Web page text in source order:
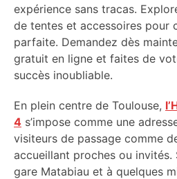
expérience sans tracas.
de tentes et accessoires pour
parfaite. Demandez dès
gratuit en ligne et faites de
succès inoubliable.
En plein centre de Toulouse,
4 s’impose comme une
visiteurs de passage comme
accueillant proches ou invités.
gare Matabiau et à quelques